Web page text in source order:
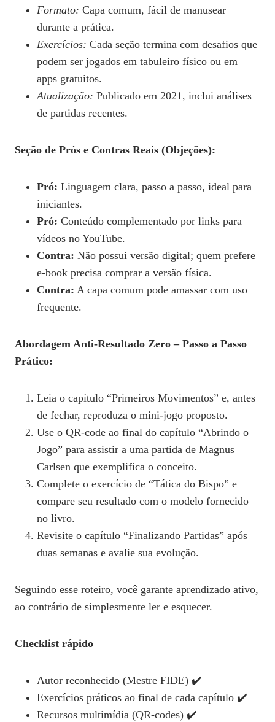
Formato: Capa comum, fácil de manusear
durante a prática.
Exercícios: Cada seção termina com desafios que
podem ser jogados em tabuleiro físico ou em
apps gratuitos.
Atualização: Publicado em 2021, inclui análises
de partidas recentes.
Seção de Prós e Contras Reais (Objeções):
Pró: Linguagem clara, passo a passo, ideal para
iniciantes.
Pró: Conteúdo complementado por links para
vídeos no YouTube.
Contra: Não possui versão digital; quem prefere
e‑book precisa comprar a versão física.
Contra: A capa comum pode amassar com uso
frequente.
Abordagem Anti-Resultado Zero – Passo a Passo
Prático:
Leia o capítulo “Primeiros Movimentos” e, antes
de fechar, reproduza o mini‑jogo proposto.
Use o QR‑code ao final do capítulo “Abrindo o
Jogo” para assistir a uma partida de Magnus
Carlsen que exemplifica o conceito.
Complete o exercício de “Tática do Bispo” e
compare seu resultado com o modelo fornecido
no livro.
Revisite o capítulo “Finalizando Partidas” após
duas semanas e avalie sua evolução.
Seguindo esse roteiro, você garante aprendizado ativo,
ao contrário de simplesmente ler e esquecer.
Checklist rápido
Autor reconhecido (Mestre FIDE) ✔️
Exercícios práticos ao final de cada capítulo ✔️
Recursos multimídia (QR‑codes) ✔️